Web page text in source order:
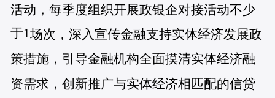
活动，每季度组织开展政银企对接活动不少
于1场次，深入宣传金融支持实体经济发展政
策措施，引导金融机构全面摸清实体经济融
资需求，创新推广与实体经济相匹配的信贷